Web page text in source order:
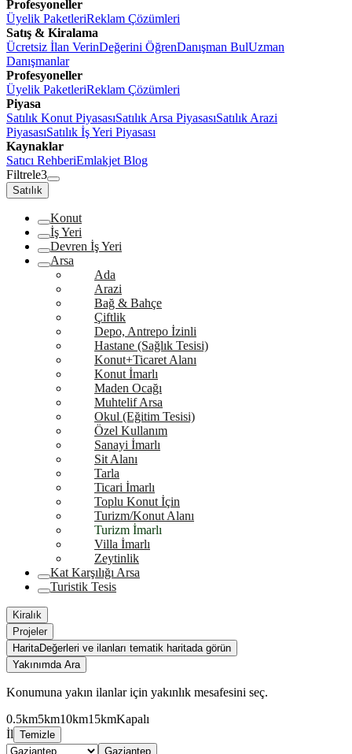
Profesyoneller
Üyelik PaketleriReklam Çözümleri
Satış & Kiralama
Ücretsiz İlan VerinDeğerini ÖğrenDanışman BulUzman
Danışmanlar
Profesyoneller
Üyelik PaketleriReklam Çözümleri
Piyasa
Satılık Konut PiyasasıSatılık Arsa PiyasasıSatılık Arazi
PiyasasıSatılık İş Yeri Piyasası
Kaynaklar
Satıcı RehberiEmlakjet Blog
Filtrele3
Satılık
Konut
İş Yeri
Devren İş Yeri
Arsa
Ada
Arazi
Bağ & Bahçe
Çiftlik
Depo, Antrepo İzinli
Hastane (Sağlık Tesisi)
Konut+Ticaret Alanı
Konut İmarlı
Maden Ocağı
Muhtelif Arsa
Okul (Eğitim Tesisi)
Özel Kullanım
Sanayi İmarlı
Sit Alanı
Tarla
Ticari İmarlı
Toplu Konut İçin
Turizm/Konut Alanı
Turizm İmarlı
Villa İmarlı
Zeytinlik
Kat Karşılığı Arsa
Turistik Tesis
Kiralık
Projeler
HaritaDeğerleri ve ilanları tematik haritada görün
Yakınımda Ara
Konumuna yakın ilanlar için yakınlık mesafesini seç.
0.5km5km10km15kmKapalı
İl Temizle
Gaziantep